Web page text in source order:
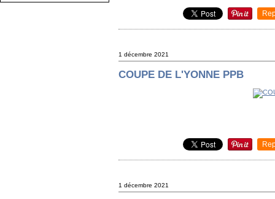
1 décembre 2021
COUPE DE L'YONNE PPB
1 décembre 2021